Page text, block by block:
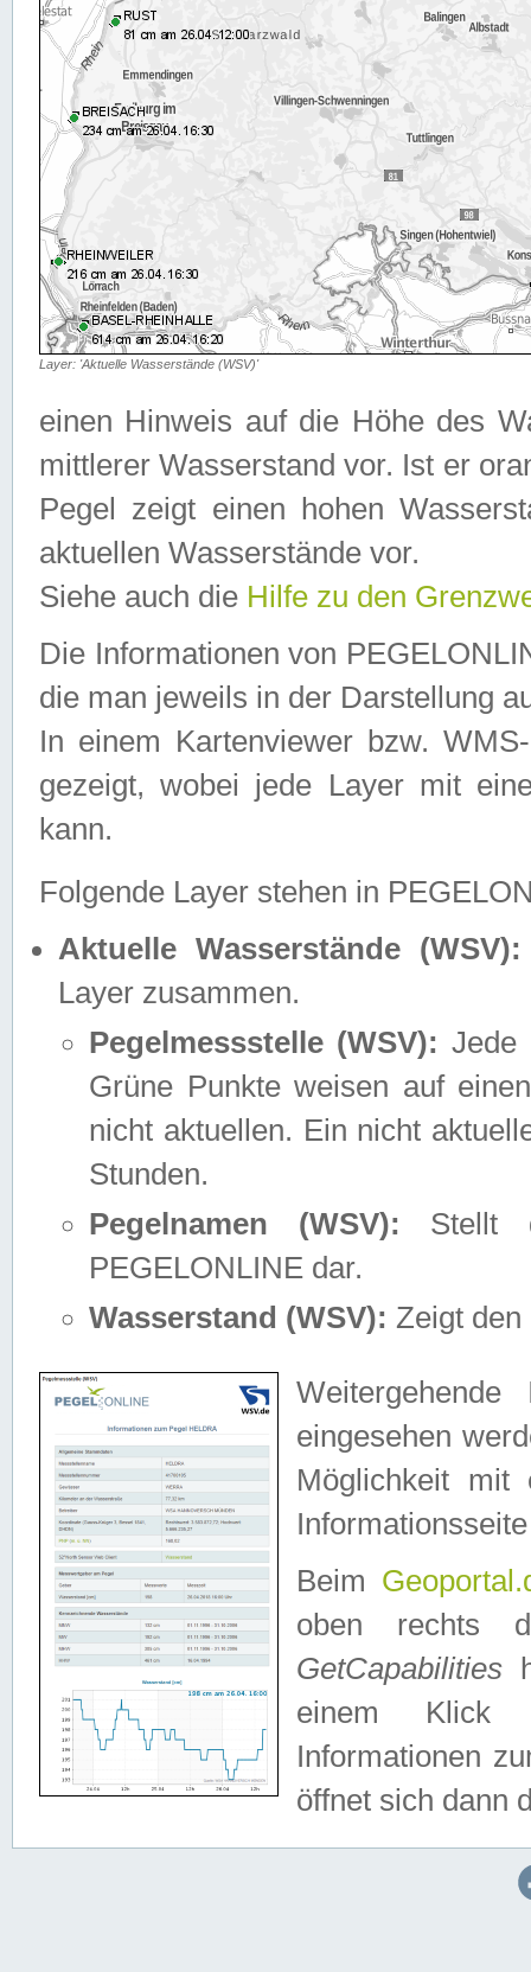
Layer: 'Aktuelle Wasserstände (WSV)'
einen Hinweis auf die Höhe des
mittlerer Wasserstand vor. Ist er
Pegel zeigt einen hohen
aktuellen Wasserstände vor.
Siehe auch die Hilfe zu den
Die Informationen von
die man jeweils in der Darstellung
In einem Kartenviewer bzw.
gezeigt, wobei jede Layer mit
kann.
Folgende Layer stehen in
Aktuelle Wasserstände (WSV):
Layer zusammen.
Pegelmessstelle (WSV): Jede
Grüne Punkte weisen auf
nicht aktuellen. Ein nicht
Stunden.
Pegelnamen (WSV): Stellt
PEGELONLINE dar.
Wasserstand (WSV): Zeigt den
eingesehen
Möglichkeit mit
Beim
oben rechts
GetCapabilities
einem Klick
Informationen
öffnet sich dann